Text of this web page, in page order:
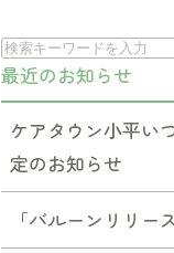
最近のお知らせ
ケアタウン小平
定のお知らせ
「バルーンリリー